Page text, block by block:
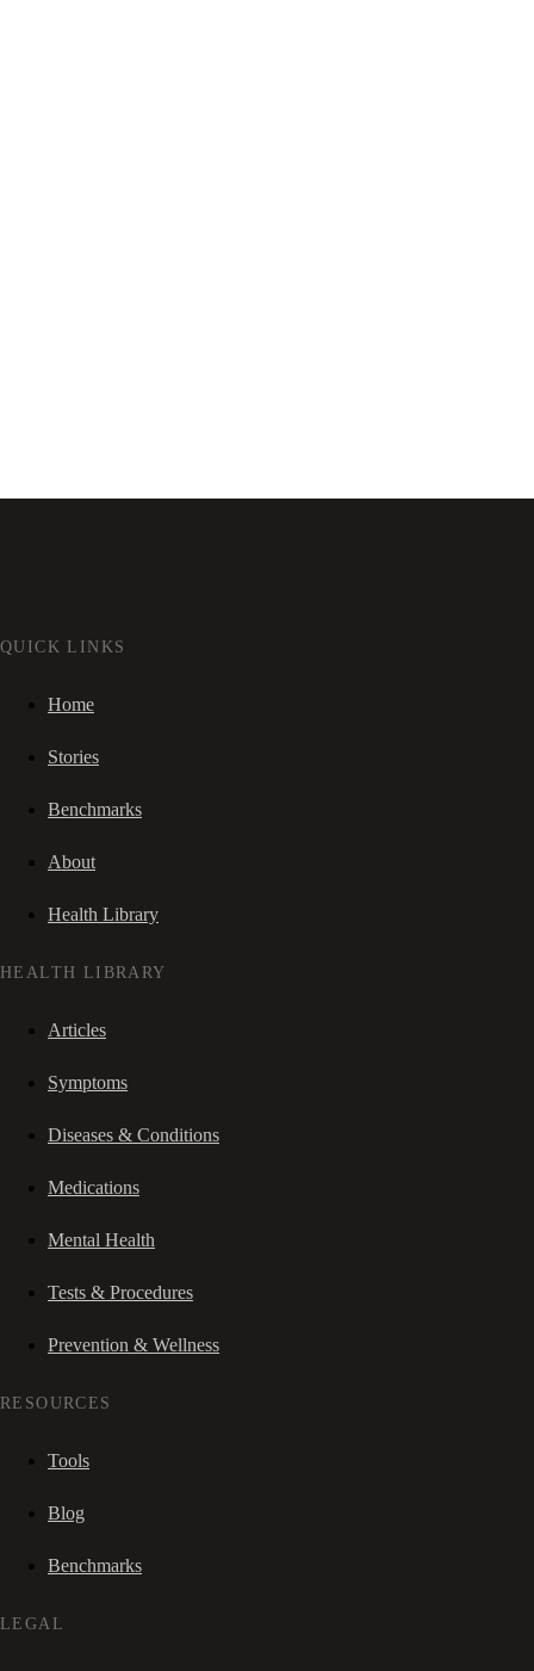
QUICK LINKS
Home
Stories
Benchmarks
About
Health Library
HEALTH LIBRARY
Articles
Symptoms
Diseases & Conditions
Medications
Mental Health
Tests & Procedures
Prevention & Wellness
RESOURCES
Tools
Blog
Benchmarks
LEGAL